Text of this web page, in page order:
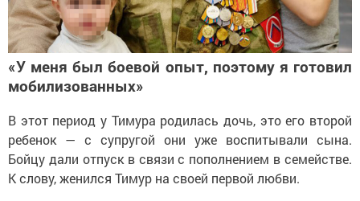
«У меня был боевой опыт, поэтому я готовил
мобилизованных»
В этот период у Тимура родилась дочь, это его второй
ребенок — с супругой они уже воспитывали сына.
Бойцу дали отпуск в связи с пополнением в семействе.
К слову, женился Тимур на своей первой любви.